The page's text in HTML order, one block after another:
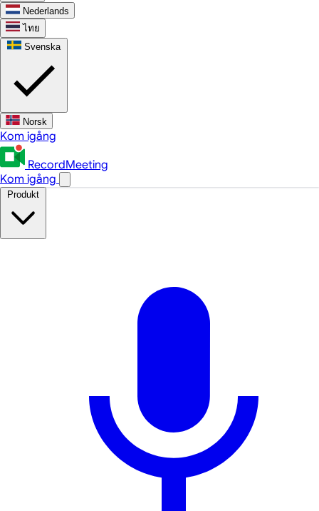
Nederlands
ไทย
Svenska
Norsk
Kom igång
RecordMeeting
Kom igång